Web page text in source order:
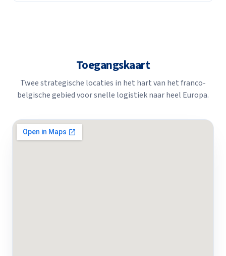
Toegangskaart
Twee strategische locaties in het hart van het franco-
belgische gebied voor snelle logistiek naar heel Europa.